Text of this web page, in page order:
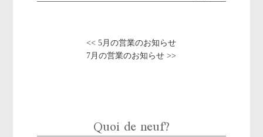
<< 5月の営業のお知らせ
7月の営業のお知らせ >>
Quoi de neuf?